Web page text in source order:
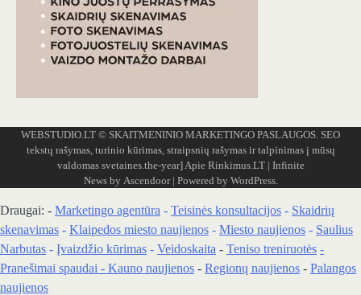
WEBSTUDIO.LT © SKAITMENINIO MARKETINGO PASLAUGOS. SEO
tekstų rašymas, turinio kūrimas, straipsnių rašymas ir talpinimas į mūsų
valdomas svetaines.the-year] Apie Rinkimus.LT| Infinite
News by Ascendoor| Powered by WordPress.
Draugai: - Marketingo agentūra - Teisinės konsultacijos - Skaidrių
skenavimas - Klaipedos miesto naujienos - Miesto naujienos - Saulius
Narbutas - Įvaizdžio kūrimas - Veidoskaita - Teniso treniruotės -
Pranešimai spaudai - Kauno naujienos - Regionų naujienos - Palangos
naujienos